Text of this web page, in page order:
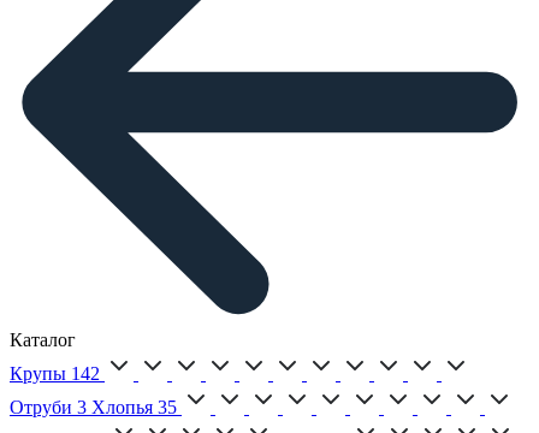
Каталог
Крупы 142
Отруби 3 Хлопья 35